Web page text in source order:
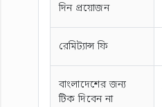
দিন প্রয়োজন
রেমিট্যান্স ফি
বাংলাদেশের জন্য
টিক দিবেন না